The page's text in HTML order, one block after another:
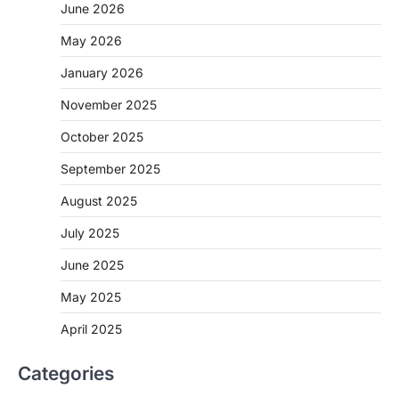
June 2026
May 2026
January 2026
November 2025
October 2025
September 2025
August 2025
July 2025
June 2025
May 2025
April 2025
Categories
CHHATTISGARH
CG: 1 से 19 वर्ष तक के बच्चों को निःशुल्क दी
जाएगी एल्बेंडाजोल
More Khabar August 7, 2026
रायपुर। राष्ट्रीय कृमि मुक्ति दिवस भारत सरकार द्वारा
CHHATTISGARH